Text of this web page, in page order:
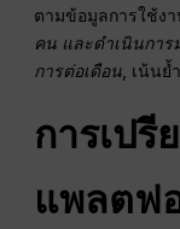
ตามข้อมูลการใช้ง
คน และดำเนินการ
การต่อเดือน, เน้นย้
การเปรี
แพลตฟ